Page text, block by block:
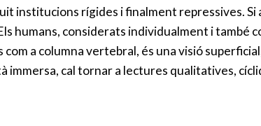
institucions rígides i finalment repressives.
humans, considerats individualment i també
a columna vertebral, és una visió
immersa, cal tornar a lectures qualitatives,